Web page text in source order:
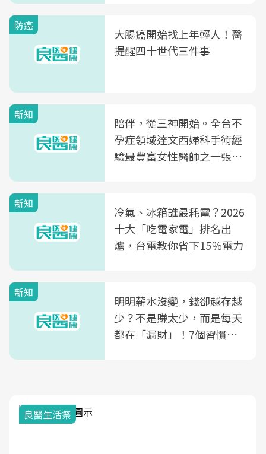
防癌
大腸癌開始找上年輕人！醫
提醒四十世代三件事
新知
陪伴，從三神開始。全台不
孕症領域達文西婦科手術經
驗最豐富女性醫師之一張永
光田醫院建構360度女性健
康照護生態圈
新知
冷氣、冰箱誰最耗電？2026
十大「吃電家電」排名出
爐，台電教你省下15％電力
新知
明明薪水沒變，錢卻越存越
少？不是賺太少，而是每天
都在「漏財」！7個習慣一
我與健康韌性的距離